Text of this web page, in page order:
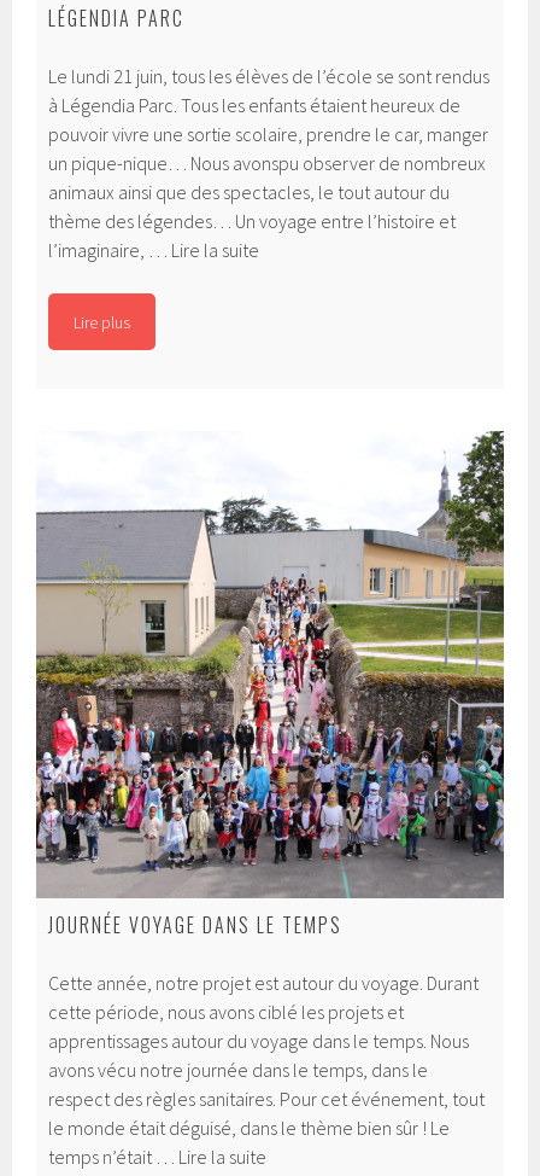
LÉGENDIA PARC
Le lundi 21 juin, tous les élèves de l’école se sont rendus
à Légendia Parc. Tous les enfants étaient heureux de
pouvoir vivre une sortie scolaire, prendre le car, manger
un pique-nique… Nous avonspu observer de nombreux
animaux ainsi que des spectacles, le tout autour du
thème des légendes… Un voyage entre l’histoire et
l’imaginaire, … Lire la suite
Lire plus
JOURNÉE VOYAGE DANS LE TEMPS
Cette année, notre projet est autour du voyage. Durant
cette période, nous avons ciblé les projets et
apprentissages autour du voyage dans le temps. Nous
avons vécu notre journée dans le temps, dans le
respect des règles sanitaires. Pour cet événement, tout
le monde était déguisé, dans le thème bien sûr ! Le
temps n’était … Lire la suite